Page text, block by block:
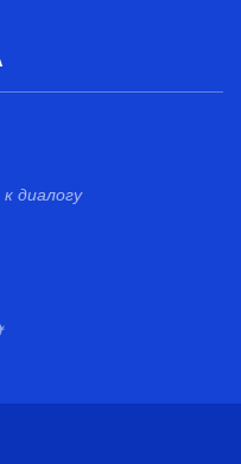
диалогу